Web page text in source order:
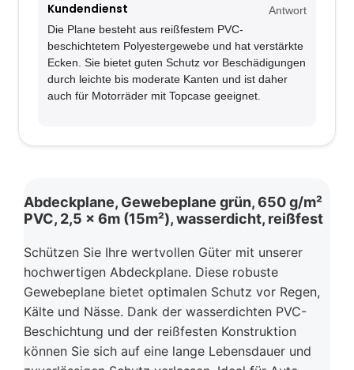
Kundendienst
Antwort
Die Plane besteht aus reißfestem PVC-
beschichtetem Polyestergewebe und hat verstärkte
Ecken. Sie bietet guten Schutz vor Beschädigungen
durch leichte bis moderate Kanten und ist daher
auch für Motorräder mit Topcase geeignet.
Abdeckplane, Gewebeplane grün, 650 g/m²
PVC, 2,5 x 6m (15m²), wasserdicht, reißfest
Schützen Sie Ihre wertvollen Güter mit unserer
hochwertigen Abdeckplane. Diese robuste
Gewebeplane bietet optimalen Schutz vor Regen,
Kälte und Nässe. Dank der wasserdichten PVC-
Beschichtung und der reißfesten Konstruktion
können Sie sich auf eine lange Lebensdauer und